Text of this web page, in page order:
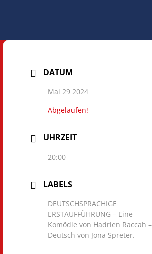
DATUM
Mai 29 2024
Abgelaufen!
UHRZEIT
20:00
LABELS
DEUTSCHSPRACHIGE
ERSTAUFFÜHRUNG – Eine
Komödie von Hadrien Raccah –
Deutsch von Jona Spreter.